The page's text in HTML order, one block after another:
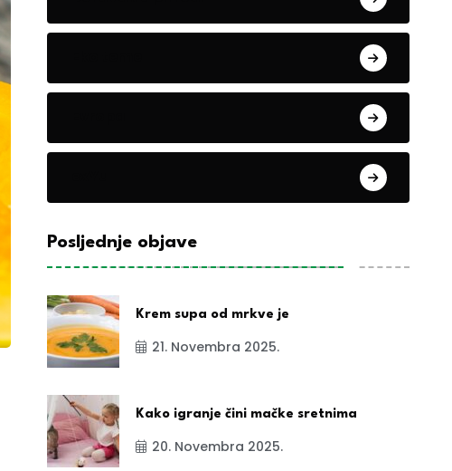
Posljednje objave
Krem supa od mrkve je
21. Novembra 2025.
Kako igranje čini mačke sretnima
20. Novembra 2025.